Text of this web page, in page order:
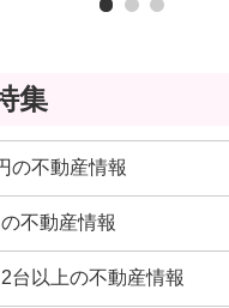
集
の不動産情報
不動産情報
台以上の不動産情報